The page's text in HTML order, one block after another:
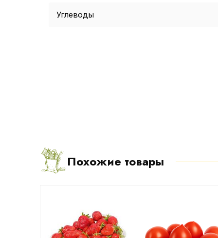
Углеводы
Похожие товары